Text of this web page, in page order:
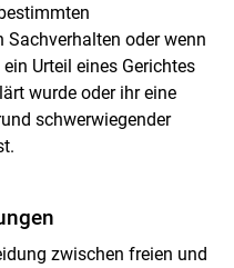
oder wenn
Urteil eines Gerichtes
wurde oder ihr eine
schwerwiegender
zwischen freien und